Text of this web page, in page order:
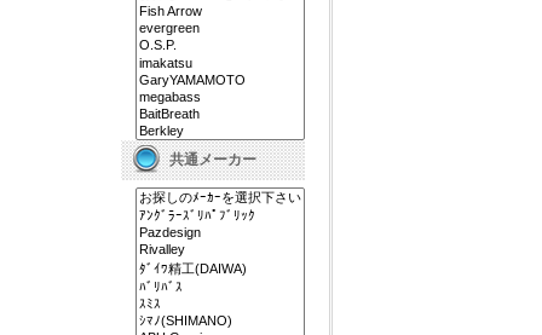
共通メーカー